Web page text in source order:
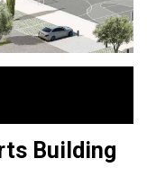
Building